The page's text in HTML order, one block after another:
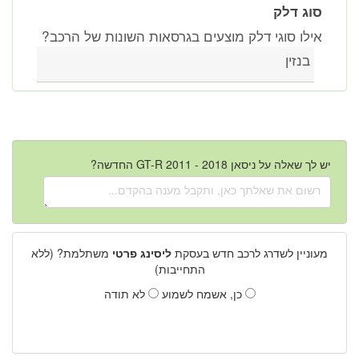
סוג דלק
אילו סוגי דלק מוצעים בגרסאות השונות של הרכב?
בנזין
יש לך שאלה על ניסאן GT-R 2011 - 2018 החדשה?
מעוניין לשדרג לרכב חדש בעסקת ליסינג פרטי משתלמת? (ללא
התחייבות)
כן, אשמח לשמוע
לא תודה